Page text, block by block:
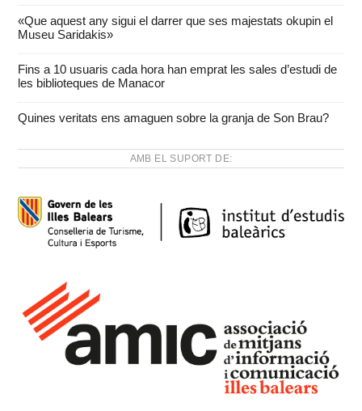
«Que aquest any sigui el darrer que ses majestats okupin el
Museu Saridakis»
Fins a 10 usuaris cada hora han emprat les sales d’estudi de
les biblioteques de Manacor
Quines veritats ens amaguen sobre la granja de Son Brau?
AMB EL SUPORT DE: